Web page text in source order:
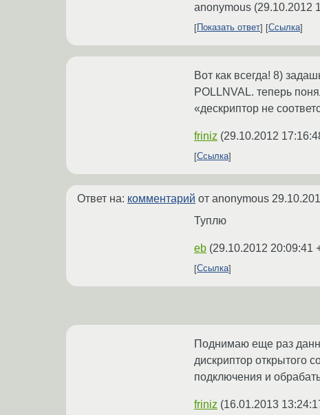
anonymous (29.10.2012
Показать ответ Ссылка
Вот как всегда! 8)
POLLNVAL. теперь
«дескриптор не
friniz (29.10.2012
Ссылка
Ответ на: комментарий от anonymous
Туплю
eb (29.10.2012 20:09:41
Ссылка
Поднимаю еще раз
дискриптор открытого
подключения и
friniz (16.01.2013